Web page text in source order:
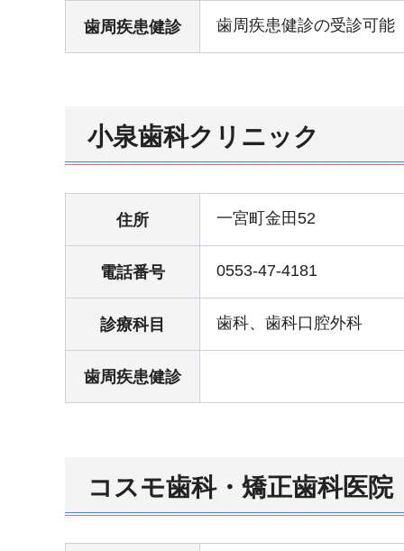
歯周疾患健診 歯周疾患健診の受診可能
小泉歯科クリニック
住所 一宮町金田52
電話番号 0553-47-4181
診療科目 歯科、歯科口腔外科
歯周疾患健診
コスモ歯科・矯正歯科医院